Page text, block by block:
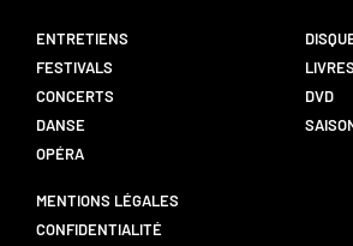
ENTRETIENS
FESTIVALS
CONCERTS
DANSE
OPÉRA
LIVRES
DVD
MENTIONS LÉGALES
CONFIDENTIALITÉ